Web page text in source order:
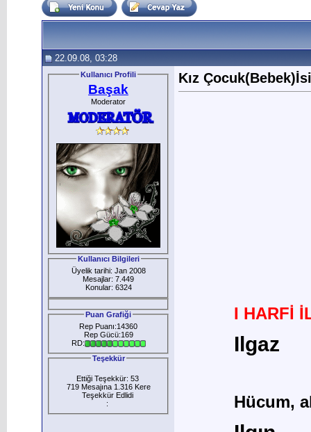
22.09.08, 03:28
Kullanıcı Profili
Başak
Moderator
Kullanıcı Bilgileri
Üyelik tarihi: Jan 2008
Mesajlar: 7.449
Konular: 6324
Puan Grafiği
Rep Puanı:14360
Rep Gücü:169
RD:
Teşekkür
Ettiği Teşekkür: 53
719 Mesajına 1.316 Kere
Teşekkür Edlidi
:
Kız
I HARFİ
Ilgaz
Hücum,